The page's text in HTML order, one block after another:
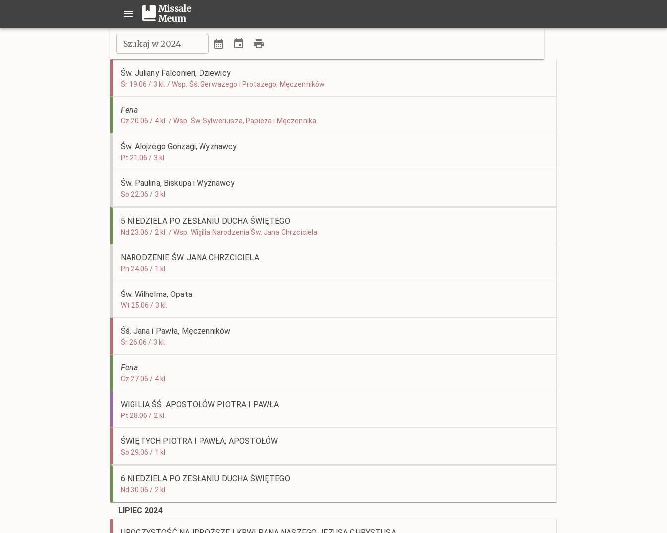
Missale
Meum
Szukaj w 2024
Św. Juliany Falconieri, Dziewicy
Śr 19.06 / 3 kl. / Wsp. Śś. Gerwazego i Protazego, Męczenników
Feria
Cz 20.06 / 4 kl. / Wsp. Św. Sylweriusza, Papieża i Męczennika
Św. Alojzego Gonzagi, Wyznawcy
Pt 21.06 / 3 kl.
Św. Paulina, Biskupa i Wyznawcy
So 22.06 / 3 kl.
5 NIEDZIELA PO ZESŁANIU DUCHA ŚWIĘTEGO
Nd 23.06 / 2 kl. / Wsp. Wigilia Narodzenia Św. Jana Chrzciciela
NARODZENIE ŚW. JANA CHRZCICIELA
Pn 24.06 / 1 kl.
Św. Wilhelma, Opata
Wt 25.06 / 3 kl.
Śś. Jana i Pawła, Męczenników
Śr 26.06 / 3 kl.
Feria
Cz 27.06 / 4 kl.
WIGILIA ŚŚ. APOSTOŁÓW PIOTRA I PAWŁA
Pt 28.06 / 2 kl.
ŚWIĘTYCH PIOTRA I PAWŁA, APOSTOŁÓW
So 29.06 / 1 kl.
6 NIEDZIELA PO ZESŁANIU DUCHA ŚWIĘTEGO
Nd 30.06 / 2 kl.
LIPIEC 2024